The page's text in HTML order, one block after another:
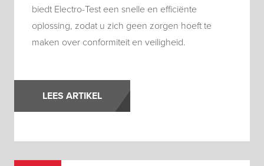
biedt Electro-Test een snelle en efficiënte
oplossing, zodat u zich geen zorgen hoeft te
maken over conformiteit en veiligheid.
LEES ARTIKEL